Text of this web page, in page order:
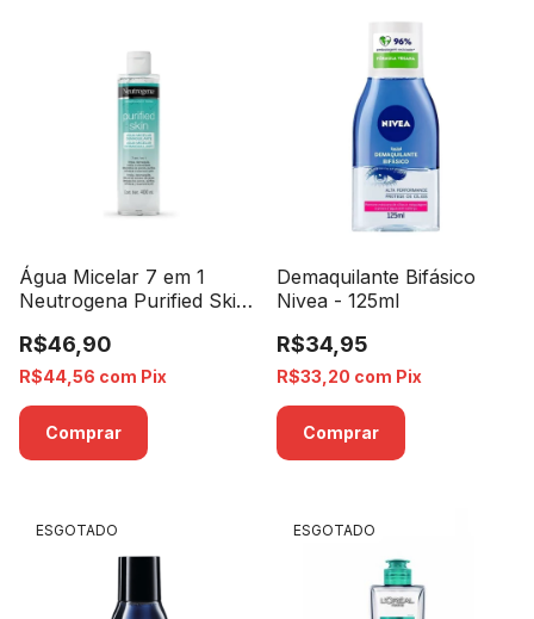
Água Micelar 7 em 1
Neutrogena Purified Skin
R$46,90
R$44,56 com Pix
Demaquilante Bifásico
Nivea - 125ml
R$34,95
R$33,20 com Pix
ESGOTADO ESGOTADO